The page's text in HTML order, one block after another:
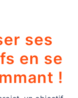
ses
en se
!